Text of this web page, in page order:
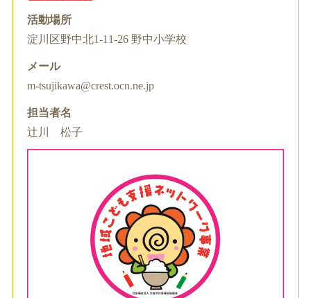
活動場所
淀川区野中北1-11-26 野中小学校
メール
m-tsujikawa@crest.ocn.ne.jp
担当者名
辻川 松子